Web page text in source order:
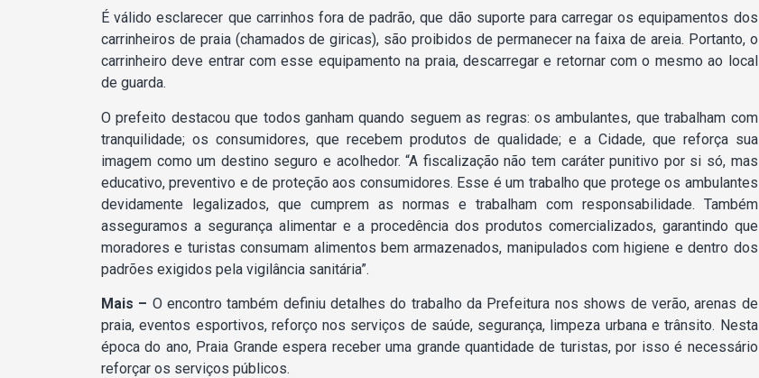
É válido esclarecer que carrinhos fora de padrão, que dão suporte para carregar os equipamentos dos
carrinheiros de praia (chamados de giricas), são proibidos de permanecer na faixa de areia. Portanto, o
carrinheiro deve entrar com esse equipamento na praia, descarregar e retornar com o mesmo ao local
de guarda.
O prefeito destacou que todos ganham quando seguem as regras: os ambulantes, que trabalham com
tranquilidade; os consumidores, que recebem produtos de qualidade; e a Cidade, que reforça sua
imagem como um destino seguro e acolhedor. “A fiscalização não tem caráter punitivo por si só, mas
educativo, preventivo e de proteção aos consumidores. Esse é um trabalho que protege os ambulantes
devidamente legalizados, que cumprem as normas e trabalham com responsabilidade. Também
asseguramos a segurança alimentar e a procedência dos produtos comercializados, garantindo que
moradores e turistas consumam alimentos bem armazenados, manipulados com higiene e dentro dos
padrões exigidos pela vigilância sanitária”.
Mais – O encontro também definiu detalhes do trabalho da Prefeitura nos shows de verão, arenas de
praia, eventos esportivos, reforço nos serviços de saúde, segurança, limpeza urbana e trânsito. Nesta
época do ano, Praia Grande espera receber uma grande quantidade de turistas, por isso é necessário
reforçar os serviços públicos.